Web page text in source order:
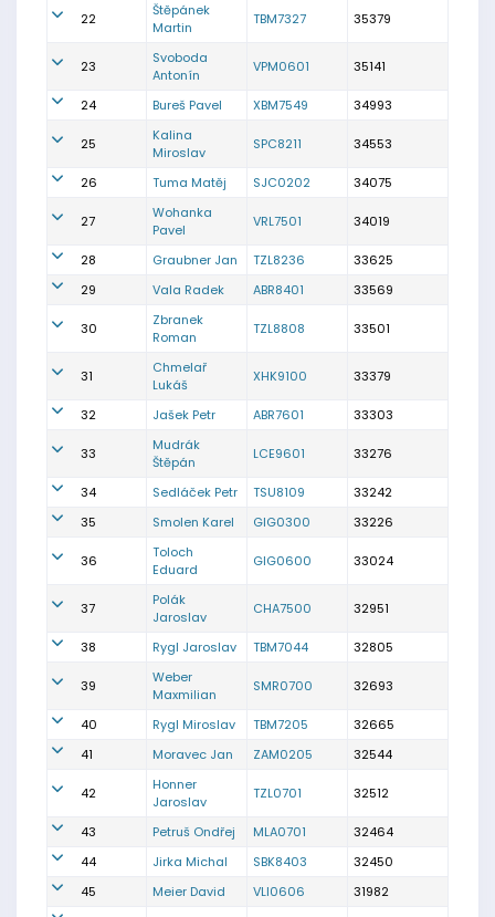
22
Štěpánek
Martin
TBM7327 35379
23
Svoboda
Antonín
VPM0601 35141
24 Bureš Pavel XBM7549 34993
25
Kalina
Miroslav
SPC8211 34553
26 Tuma Matěj SJC0202 34075
27
Wohanka
Pavel
VRL7501 34019
28 Graubner Jan TZL8236
33625
29
Vala Radek ABR8401 33569
30
Zbranek
Roman
TZL8808 33501
31
Chmelař
Lukáš
XHK9100 33379
32 Jašek Petr ABR7601 33303
33
Mudrák
Štěpán
LCE9601 33276
34 Sedláček Petr TSU8109
33242
35
Smolen Karel GIG0300 33226
36
Toloch
Eduard
GIG0600 33024
37
Polák
Jaroslav
CHA7500 32951
38 Rygl Jaroslav TBM7044 32805
39
Weber
Maxmilian
SMR0700 32693
40 Rygl Miroslav TBM7205
32665
41
Moravec Jan ZAM0205 32544
42
Honner
Jaroslav
TZL0701 32512
43 Petruš Ondřej MLA0701
32464
44
Jirka Michal SBK8403
32450
45
Meier David VLI0606
31982